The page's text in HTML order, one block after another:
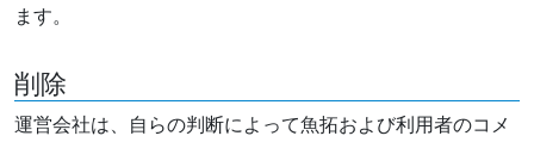
ます。
削除
運営会社は、自らの判断によって魚拓および利用者のコメ